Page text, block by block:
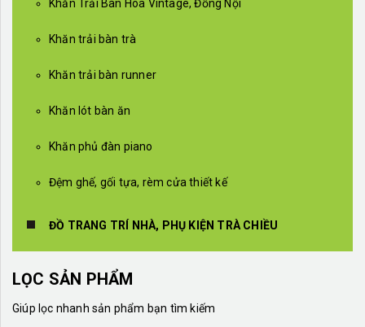
Khăn Trải Bàn Hoa Vintage, Đồng Nội
Khăn trải bàn trà
Khăn trải bàn runner
Khăn lót bàn ăn
Khăn phủ đàn piano
Đệm ghế, gối tựa, rèm cửa thiết kế
ĐỒ TRANG TRÍ NHÀ, PHỤ KIỆN TRÀ CHIỀU
LỌC SẢN PHẨM
Giúp lọc nhanh sản phẩm bạn tìm kiếm